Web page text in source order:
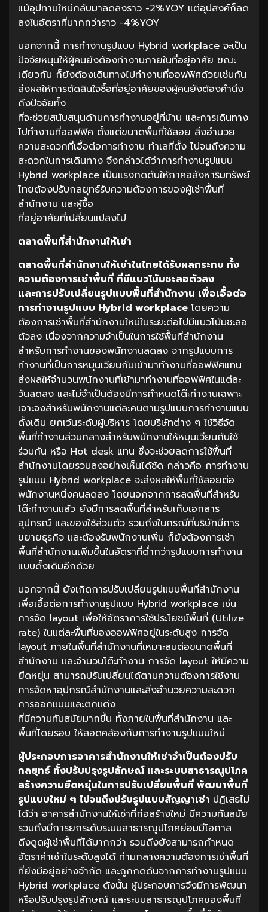
แม้อุปทานใหม่กลับมาลดลงราว -2%YOY แต่อุปสงค์ก็ลด
ลงในอัตราที่มากกว่าราว -4%YOY
นอกจากนี้ การทำงานรูปแบบ Hybrid workplace จะเป็น
ปัจจัยหนุนให้ผู้คนยังต้องทำงานภายในที่อยู่อาศัย ขณะ
เดียวกัน ก็ยังต้องเดินทางไปทำงานที่ออฟฟิศด้วยเช่นกัน
ส่งผลให้การตัดสินใจซื้อที่อยู่อาศัยของผู้คนยังต้องคำนึง
ถึงปัจจัยทั้ง
ที่จะช่วยสนับสนุนด้านการทำงานอยู่ที่บ้าน และการเดินทาง
ไปทำงานที่ออฟฟิศ ตั้งแต่ขนาดพื้นที่ใช้สอย สิ่งอำนวย
ความสะดวกที่เอื้อต่อการทำงาน ทำเลที่ตั้ง ไปจนถึงความ
สะดวกในการเดินทาง จึงกล่าวได้ว่าการทำงานรูปแบบ
Hybrid workplace เป็นแรงกดดันให้ภาคอสังหาริมทรัพย์
ไทยต้องปรับกลยุทธ์รับความต้องการของผู้เช่าพื้นที่
สำนักงาน และผู้ซื้อ
ที่อยู่อาศัยที่เปลี่ยนแปลงไป
ตลาดพื้นที่สำนักงานให้เช่า
ตลาดพื้นที่สำนักงานให้เช่าในไทยได้รับผลกระทบ ทั้ง
ความต้องการเช่าพื้นที่ ที่มีแนวโน้มชะลอตัวลง
และการปรับเปลี่ยนรูปแบบพื้นที่สำนักงาน เพื่อเอื้อต่อ
การทำงานรูปแบบ Hybrid workplace โดยความ
ต้องการเช่าพื้นที่สำนักงานใหม่ในระยะต่อไปมีแนวโน้มชะลอ
ตัวลง เนื่องจากความจำเป็นในการใช้พื้นที่สำนักงาน
สำหรับการทำงานของพนักงานลดลง จากรูปแบบการ
ทำงานที่เป็นการหมุนเวียนกันเข้ามาทำงานที่ออฟฟิศแทน
ส่งผลให้จำนวนพนักงานที่เข้ามาทำงานที่ออฟฟิศในแต่ละ
วันลดลง และไม่จำเป็นต้องมีการกำหนดโต๊ะทำงานเฉพาะ
เจาะจงสำหรับพนักงานแต่ละคนตามรูปแบบการทำงานแบบ
ดั้งเดิม ยกเว้นระดับผู้บริหาร โดยบริษัทต่าง ๆ ใช้วิธีจัด
พื้นที่ทำงานส่วนกลางสำหรับพนักงานให้หมุนเวียนกันใช้
ร่วมกัน หรือ Hot desk แทน ซึ่งจะช่วยลดการใช้พื้นที่
สำนักงานโดยรวมลงอย่างเห็นได้ชัด กล่าวคือ การทำงาน
รูปแบบ Hybrid workplace จะส่งผลให้พื้นที่ใช้สอยต่อ
พนักงานหนึ่งคนลดลง โดยนอกจากการลดพื้นที่สำหรับ
โต๊ะทำงานแล้ว ยังมีการลดพื้นที่สำหรับเก็บเอกสาร
อุปกรณ์ และของใช้ส่วนตัว รวมถึงในกรณีที่บริษัทมีการ
ขยายธุรกิจ และต้องรับพนักงานเพิ่ม ก็ยังต้องการเช่า
พื้นที่สำนักงานเพิ่มขึ้นในอัตราที่ต่ำกว่ารูปแบบการทำงาน
แบบดั้งเดิมอีกด้วย
นอกจากนี้ ยังเกิดการปรับเปลี่ยนรูปแบบพื้นที่สำนักงาน
เพื่อเอื้อต่อการทำงานรูปแบบ Hybrid workplace เช่น
การจัด layout เพื่อให้อัตราการใช้ประโยชน์พื้นที่ (Utilize
rate) ในแต่ละพื้นที่ของออฟฟิศอยู่ในระดับสูง การจัด
layout ภายในพื้นที่สำนักงานที่เหมาะสมต่อขนาดพื้นที่
สำนักงาน และจำนวนโต๊ะทำงาน การจัด layout ให้มีความ
ยืดหยุ่น สามารถปรับเปลี่ยนได้ตามความต้องการใช้งาน
การจัดหาอุปกรณ์สำนักงานและสิ่งอำนวยความสะดวก
การออกแบบและตกแต่ง
ที่มีความทันสมัยมากขึ้น ทั้งภายในพื้นที่สำนักงาน และ
พื้นที่โดยรอบ ให้สอดคล้องกับการทำงานรูปแบบใหม่
ผู้ประกอบการอาคารสำนักงานให้เช่าจำเป็นต้องปรับ
กลยุทธ์ ทั้งปรับปรุงรูปลักษณ์ และระบบสาธารณูปโภค
สร้างความยืดหยุ่นในการปรับเปลี่ยนพื้นที่ พัฒนาพื้นที่
รูปแบบใหม่ ๆ ไปจนถึงปรับรูปแบบสัญญาเช่า ปฏิเสธไม่
ได้ว่า อาคารสำนักงานให้เช่าที่ก่อสร้างใหม่ มีความทันสมัย
รวมถึงมีการยกระดับระบบสาธารณูปโภคย่อมมีโอกาส
ดึงดูดผู้เช่าพื้นที่ได้มากกว่า รวมถึงยังสามารถกำหนด
อัตราค่าเช่าในระดับสูงได้ ท่ามกลางความต้องการเช่าพื้นที่
ที่ยังมีอยู่อย่างจำกัด และถูกกดดันจากการทำงานรูปแบบ
Hybrid workplace ดังนั้น ผู้ประกอบการจึงมีการพัฒนา
หรือปรับปรุงรูปลักษณ์ และระบบสาธารณูปโภคของพื้นที่